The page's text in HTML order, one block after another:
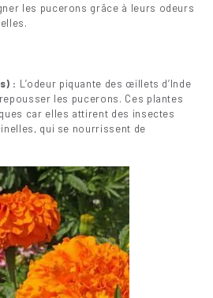
les pucerons grâce à leurs odeurs
: L’odeur piquante des œillets d’Inde
les pucerons. Ces plantes
car elles attirent des insectes
qui se nourrissent de